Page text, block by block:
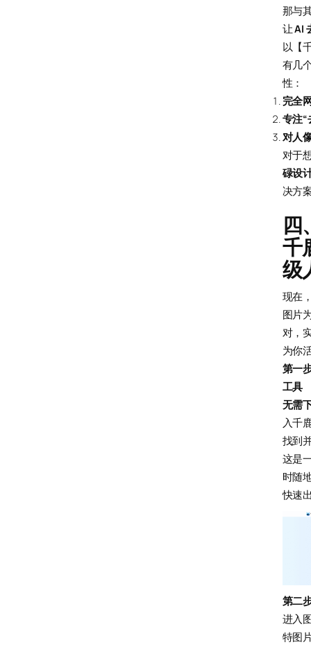
那与
让AI
以【
有几
性：
完全
专注“
对人
对于
碌设
决方
四
千
级
现在
图片
对，
为你
第一
工具
无需
入千
找到
这是
时随
快速
第二
进入
特图